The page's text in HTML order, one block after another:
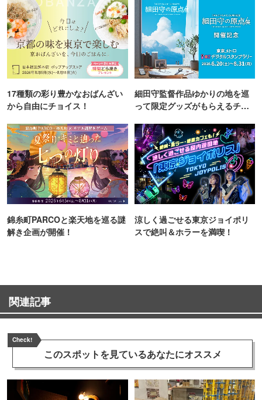
17種類の彩り豊かなおばんざい
から自由にチョイス！
細田守監督作品ゆかりの地を巡
って限定グッズがもらえるチャ
錦糸町PARCOと楽天地を巡る謎
解き企画が開催！
涼しく過ごせる東京ジョイポリ
スで絶叫＆ホラーを満喫！
関連記事
Check!
このスポットを見ているあなたにオススメ